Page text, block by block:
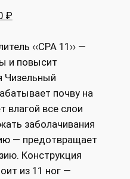
₽C
r
r
e
n
t
p
r
i
c
‹‹CPA 11›› —
и повысит
Чизельный
почву на
влагой все слои
заболачивания
— предотвращает
Конструкция
из 11 ног —